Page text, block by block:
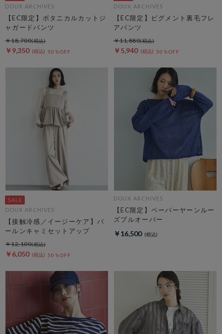
DOUX ARCHIVES
【EC限定】ボタニカルカットジ
ャガードパンツ
￥9,350 50％OFF
￥18,700
DOUX ARCHIVES
【EC限定】ピグメント裏毛フレ
アパンツ
￥5,940 50％OFF
￥11,880
DOUX ARCHIVES
【接触冷感／イージーケア】バ
ールンキャミセットアップ
￥6,050 50％OFF
￥12,100
DOUX ARCHIVES
【EC限定】ペーパーヤーンルー
ズプルオーバー
￥16,500